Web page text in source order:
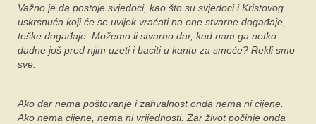
Važno je da postoje svjedoci, kao što su svjedoci i Kristovog
uskrsnuća koji će se uvijek vraćati na one stvarne događaje,
teške događaje. Možemo li stvarno dar, kad nam ga netko
dadne još pred njim uzeti i baciti u kantu za smeće? Rekli smo
sve.
Ako dar nema poštovanje i zahvalnost onda nema ni cijene.
Ako nema cijene, nema ni vrijednosti. Zar život počinje onda